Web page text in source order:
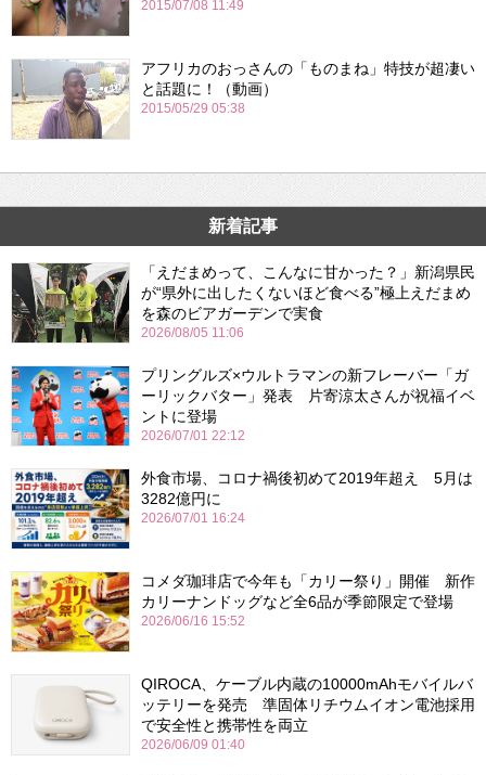
2015/07/08 11:49
アフリカのおっさんの「ものまね」特技が超凄い
と話題に！（動画）
2015/05/29 05:38
新着記事
「えだまめって、こんなに甘かった？」新潟県民
が“県外に出したくないほど食べる”極上えだまめ
を森のビアガーデンで実食
2026/08/05 11:06
プリングルズ×ウルトラマンの新フレーバー「ガ
ーリックバター」発表 片寄涼太さんが祝福イベ
ントに登場
2026/07/01 22:12
外食市場、コロナ禍後初めて2019年超え 5月は
3282億円に
2026/07/01 16:24
コメダ珈琲店で今年も「カリー祭り」開催 新作
カリーナンドッグなど全6品が季節限定で登場
2026/06/16 15:52
QIROCA、ケーブル内蔵の10000mAhモバイルバ
ッテリーを発売 準固体リチウムイオン電池採用
で安全性と携帯性を両立
2026/06/09 01:40